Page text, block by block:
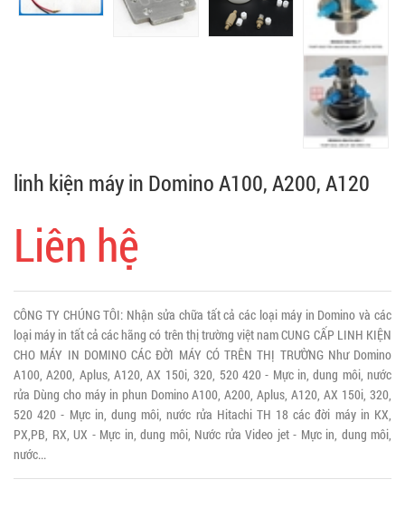
linh kiện máy in Domino A100, A200, A120
Liên hệ
CÔNG TY CHÚNG TÔI: Nhận sửa chữa tất cả các loại máy in Domino và các
loại máy in tất cả các hãng có trên thị trường việt nam CUNG CẤP LINH KIỆN
CHO MÁY IN DOMINO CÁC ĐỜI MÁY CÓ TRÊN THỊ TRƯỜNG Như Domino
A100, A200, Aplus, A120, AX 150i, 320, 520 420 - Mực in, dung môi, nước
rửa Dùng cho máy in phun Domino A100, A200, Aplus, A120, AX 150i, 320,
520 420 - Mực in, dung môi, nước rửa Hitachi TH 18 các đời máy in KX,
PX,PB, RX, UX - Mực in, dung môi, Nước rửa Video jet - Mực in, dung môi,
nước...